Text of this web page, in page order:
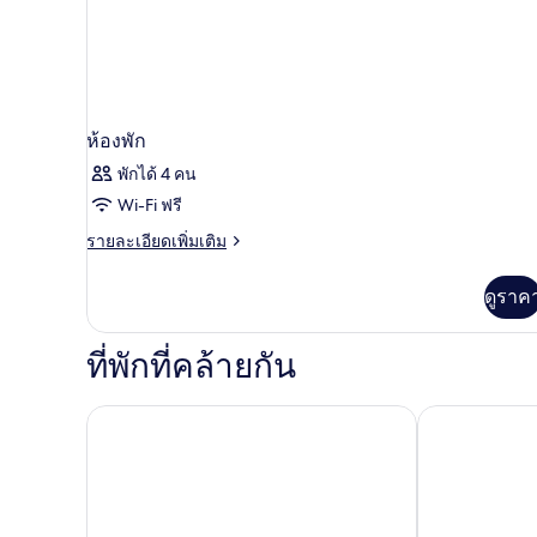
ห้องพัก
พักได้ 4 คน
Wi-Fi ฟรี
รายละเอียดเพิ่มเติม
ราย
เกี่ยว
กับ
ห้อง
ดูราค
ที่พักที่คล้ายกัน
Divi Southwinds Beach Resort โรงแรมเซาท์พ